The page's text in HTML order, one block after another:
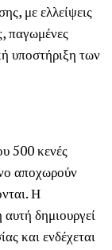
με ελλείψεις
παγωμένες
υποστήριξη των
500 κενές
αποχωρούν
Η
δημιουργεί
και ενδέχεται